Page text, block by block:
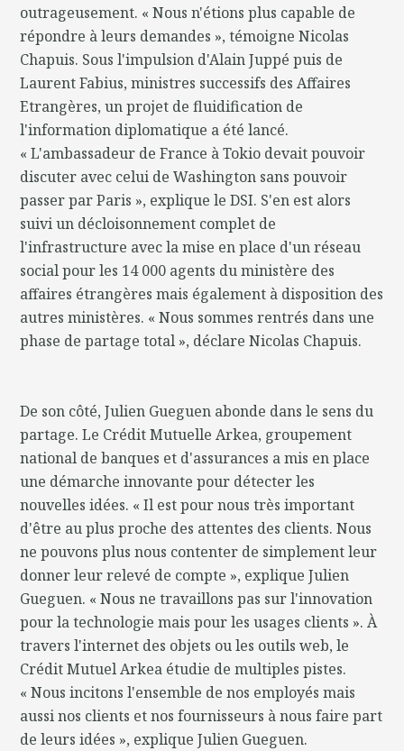
outrageusement. « Nous n'étions plus capable de
répondre à leurs demandes », témoigne Nicolas
Chapuis. Sous l'impulsion d'Alain Juppé puis de
Laurent Fabius, ministres successifs des Affaires
Etrangères, un projet de fluidification de
l'information diplomatique a été lancé.
« L'ambassadeur de France à Tokio devait pouvoir
discuter avec celui de Washington sans pouvoir
passer par Paris », explique le DSI. S'en est alors
suivi un décloisonnement complet de
l'infrastructure avec la mise en place d'un réseau
social pour les 14 000 agents du ministère des
affaires étrangères mais également à disposition des
autres ministères. « Nous sommes rentrés dans une
phase de partage total », déclare Nicolas Chapuis.
De son côté, Julien Gueguen abonde dans le sens du
partage. Le Crédit Mutuelle Arkea, groupement
national de banques et d'assurances a mis en place
une démarche innovante pour détecter les
nouvelles idées. « Il est pour nous très important
d'être au plus proche des attentes des clients. Nous
ne pouvons plus nous contenter de simplement leur
donner leur relevé de compte », explique Julien
Gueguen. « Nous ne travaillons pas sur l'innovation
pour la technologie mais pour les usages clients ». À
travers l'internet des objets ou les outils web, le
Crédit Mutuel Arkea étudie de multiples pistes.
« Nous incitons l'ensemble de nos employés mais
aussi nos clients et nos fournisseurs à nous faire part
de leurs idées », explique Julien Gueguen.